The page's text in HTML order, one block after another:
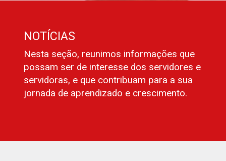
NOTÍCIAS
Nesta seção, reunimos informações que
possam ser de interesse dos servidores e
servidoras, e que contribuam para a sua
jornada de aprendizado e crescimento.